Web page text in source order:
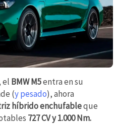
el BMW M5entra en su
(y pesado), ahora
híbrido enchufableque
727 CV y 1.000 Nm.